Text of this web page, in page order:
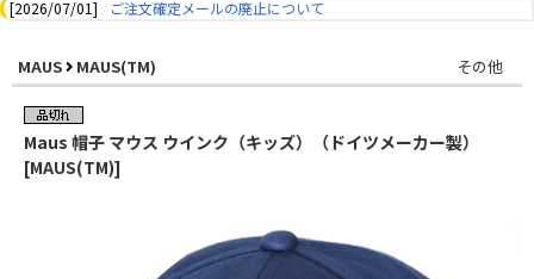
[2026/07/01]
ご注文確定メールの廃止について
MAUS MAUS(TM) その他
Maus 帽子 マウス ウインク（キッズ）（ドイツメーカー製）
[MAUS(TM)]